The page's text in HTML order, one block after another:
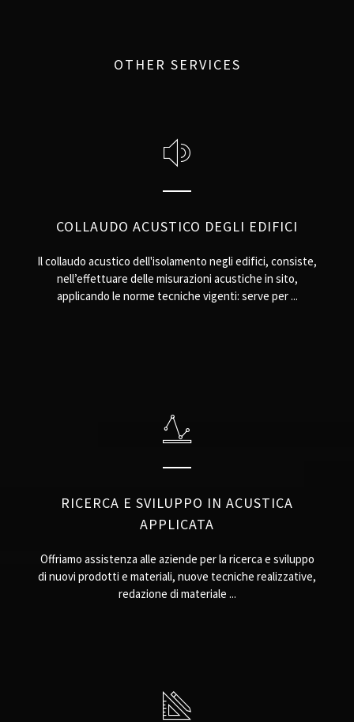
OTHER SERVICES
COLLAUDO ACUSTICO DEGLI EDIFICI
Il collaudo acustico dell'isolamento negli edifici, consiste,
nell’effettuare delle misurazioni acustiche in sito,
applicando le norme tecniche vigenti: serve per ...
RICERCA E SVILUPPO IN ACUSTICA
APPLICATA
Offriamo assistenza alle aziende per la ricerca e sviluppo
di nuovi prodotti e materiali, nuove tecniche realizzative,
redazione di materiale ...